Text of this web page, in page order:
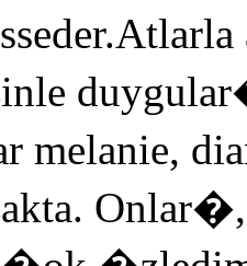
melanie,